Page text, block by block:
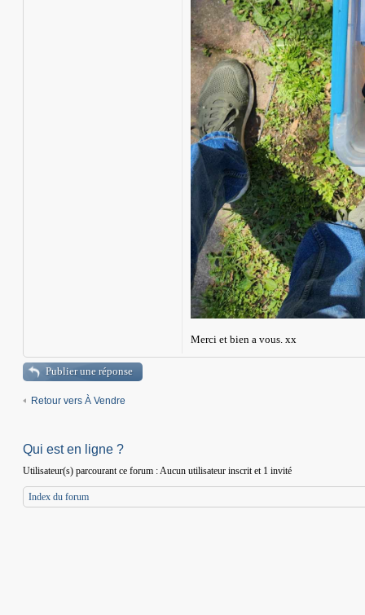
Merci et bien a vous. xx
Publier une réponse
Retour vers À Vendre
Qui est en ligne ?
Utilisateur(s) parcourant ce forum : Aucun utilisateur inscrit et 1 invité
Index du forum